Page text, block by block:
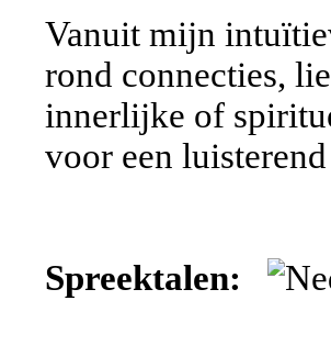
Vanuit mijn
rond connecties,
innerlijke of
voor een
Spreektalen: